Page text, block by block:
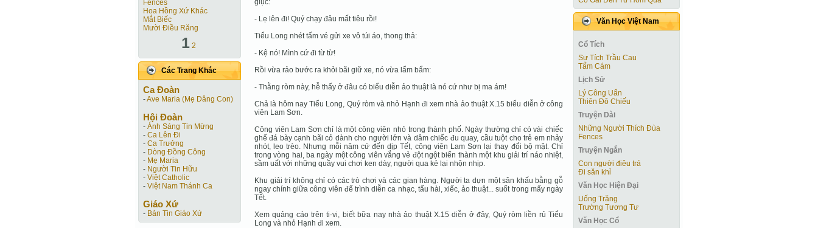
Fences
Hoa Hồng Xứ Khác
Mắt Biếc
Mười Điều Răng
1 2
Các Trang Khác
Ca Ðoàn
-Ave Maria (Mẹ Dâng Con)
Hội Ðoàn
- Ánh Sáng Tin Mừng
- Ca Lên Đi
- Ca Trưởng
- Dòng Đồng Công
- Mẹ Maria
- Người Tin Hữu
- Việt Catholic
- Việt Nam Thánh Ca
Giáo Xứ
- Bản Tin Giáo Xứ
giục:
- Lẹ lên đi! Quý chạy đâu mất tiêu rồi!
Tiểu Long nhét tấm vé gửi xe vô túi áo, thong thả:
- Kệ nó! Mình cứ đi từ từ!
Rồi vừa rảo bước ra khỏi bãi giữ xe, nó vừa lẩm bẩm:
- Thằng ròm này, hễ thấy ở đâu có biểu diễn ảo thuật là nó cứ như bị ma ám!
Chả là hôm nay Tiểu Long, Quý ròm và nhỏ Hạnh đi xem nhà ảo thuật X.15 biểu diễn ở công
viên Lam Sơn.
Công viên Lam Sơn chỉ là một công viên nhỏ trong thành phố. Ngày thường chỉ có vài chiếc
ghế đá bày cạnh bãi cỏ dành cho người lớn và dâm chiếc đu quay, cầu tuột cho trẻ em nhảy
nhót, leo trèo. Nhưng mỗi năm cứ đến dịp Tết, công viên Lam Sơn lại thay đổi bộ mặt. Chỉ
trong vòng hai, ba ngày một công viên vắng vẻ đột ngột biến thành một khu giải trí náo nhiệt,
sầm uất với những quầy vui chơi ken dày, người qua kẻ lại nhộn nhịp.
Khu giải trí không chỉ có các trò chơi và các gian hàng. Người ta dựn một sân khấu bằng gỗ
ngay chính giữa công viên để trình diễn ca nhạc, tấu hài, xiếc, ảo thuật... suốt trong mấy ngày
Tết.
Xem quảng cáo trên ti-vi, biết bữa nay nhà ảo thuật X.15 diễn ở đây, Quý ròm liền rủ Tiểu
Long và nhỏ Hạnh đi xem.
Văn Học Việt Nam
Cổ Tích
Sự Tích Trầu Cau
Tấm Cám
Lịch Sử
Lý Công Uẩn
Thiên Đô Chiếu
Truyện Dài
Những Người Thích Đùa
Fences
Truyện Ngắn
Con người điêu trá
Đi săn khỉ
Văn Học Hiện Ðại
Uống Trăng
Trường Tương Tư
Văn Học Cổ